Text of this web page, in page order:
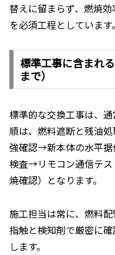
替えに留まらず、燃焼
を必須工程としています。
標準工事に含まれ
まで）
標準的な交換工事は、
順は、燃料遮断と残油
強確認→新本体の水平
検査→リモコン通信テ
焼確認）となります。
施工担当は常に、燃料
指触と検知剤で厳密に
します。